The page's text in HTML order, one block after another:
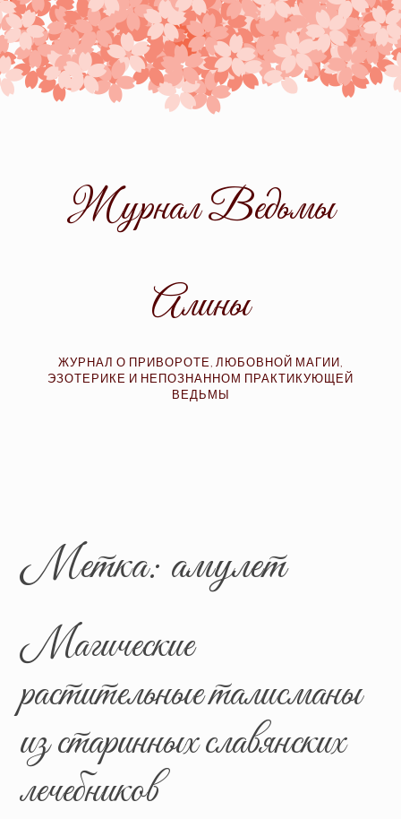
Skip
to
content
Журнал Ведьмы
Алины
ЖУРНАЛ О ПРИВОРОТЕ, ЛЮБОВНОЙ МАГИИ,
ЭЗОТЕРИКЕ И НЕПОЗНАННОМ ПРАКТИКУЮЩЕЙ
ВЕДЬМЫ
Метка: амулет
Магические
растительные талисманы
из старинных славянских
лечебников